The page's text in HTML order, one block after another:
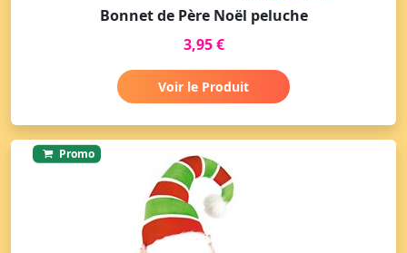
Bonnet de Père Noël peluche
3,95 €
Voir le Produit
Promo